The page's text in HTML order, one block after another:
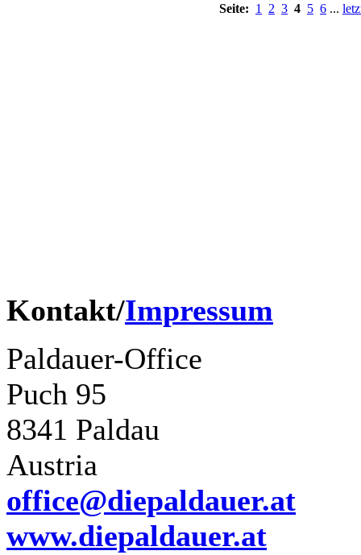
Seite: 1 2 3 4 5 6 ...
Kontakt/Impressum
Paldauer-Office
Puch 95
8341 Paldau
Austria
office@diepaldauer.at
www.diepaldauer.at